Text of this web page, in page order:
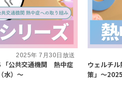
2025年 7月30日放送
「公共交通機関 熱中症
水）～
ウェルチ
策」～